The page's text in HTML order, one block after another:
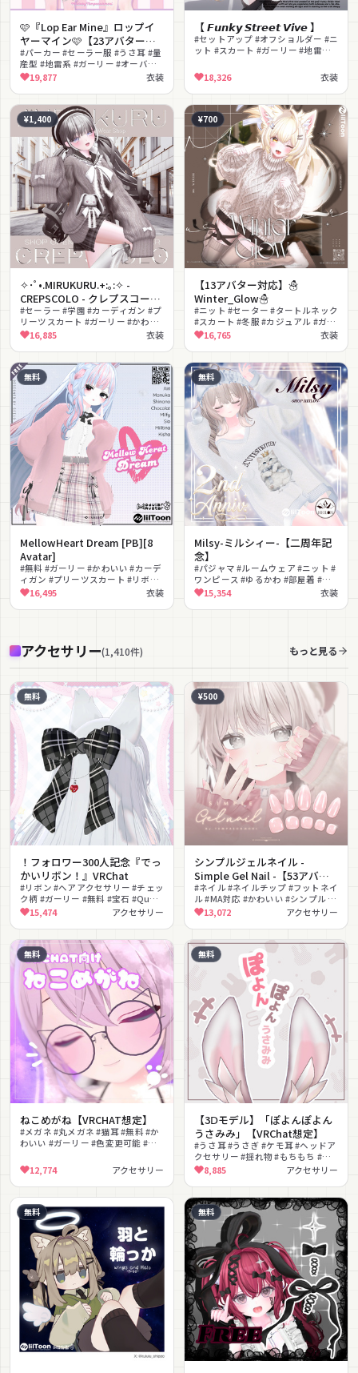
🩷『Lop Ear Mine』ロップイ
ヤーマイン🩷【23アバター対
応】
#パーカー #セーラー服 #うさ耳 #量
産型 #地雷系 #ガーリー #オーバー
サイズ #ブラウス #スカート #リュ
19,877 衣装
【 𝙁𝙪𝙣𝙠𝙮 𝙎𝙩𝙧𝙚𝙚𝙩 𝙑𝙞𝙫𝙚 】
#セットアップ #オフショルダー #ニ
ット #スカート #ガーリー #地雷系 #
ーン18,326 衣装
¥1,400
✧･ﾟ•.MIRUKURU.+:｡:✧ -
CREPSCOLO - クレプスコーロ
🤍
#セーラー #学園 #カーディガン #プ
リーツスカート #ガーリー #かわい
い #ベレー帽 #リボン #ニット #制服
16,885 衣装
¥700
【13アバター対応】☃️
Winter_Glow☃️
#ニット #セーター #タートルネック
#スカート #冬服 #カジュアル #ガー
リー #かわいい #普段着 #ナチュラ
16,765 衣装
無料
MellowHeart Dream [PB][8
Avatar]
#無料 #ガーリー #かわいい #カーデ
ィガン #プリーツスカート #リボン
#チェック柄 #ゆめかわいい #学園
#MA対応
16,495 衣装
無料
Milsy-ミルシィー-【二周年記
念】
#パジャマ #ルームウェア #ニット #
ワンピース #ゆるかわ #部屋着 #お
やすみ #ガーリー #無料 #MA対応
15,354 衣装
アクセサリー(1,410件) もっと見る
無料
！フォロワー300人記念『でっ
かいリボン！』VRChat
#リボン #ヘアアクセサリー #チェッ
ク柄 #ガーリー #無料 #宝石 #Quest
対応 #かわいい #色変更可能
#PhysBone揺れ
15,474 アクセサリー
¥500
シンプルジェルネイル -
Simple Gel Nail -【53アバタ
ー対応】
#ネイル #ネイルチップ #フットネイ
ル #MA対応 #かわいい #シンプル #
上品 #色変更可能 #グラデーション
#ガーリー
13,072 アクセサリー
無料
ねこめがね【VRCHAT想定】
#メガネ #丸メガネ #猫耳 #無料 #か
わいい #ガーリー #色変更可能 #ケ
12,774 アクセサリー
無料
【3Ⅾモデル】「ぽよんぽよん
うさみみ」【VRChat想定】
#うさ耳 #うさぎ #ケモ耳 #ヘッドア
クセサリー #揺れ物 #もちもち #無
料 #かわいい
8,885 アクセサリー
無料 無料